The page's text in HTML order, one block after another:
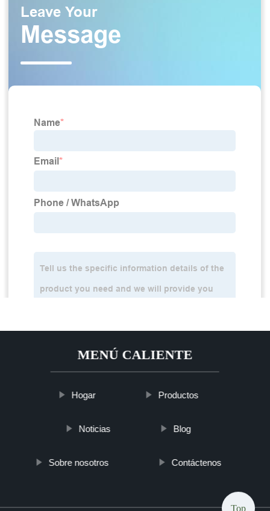
MENÚ CALIENTE
Hogar Productos
Noticias Blog
Sobre nosotros Contáctenos